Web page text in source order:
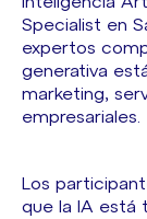
Specialist en
expertos
generativa
marketing,
empresariales.
Los
que la IA está